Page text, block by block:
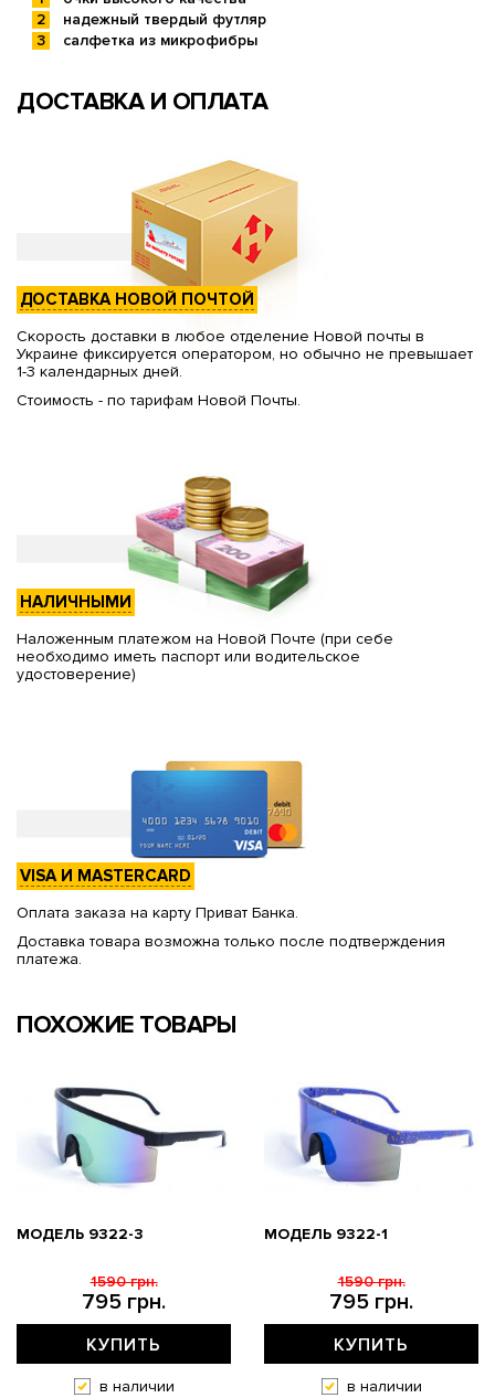
надежный твердый футляр
салфетка из микрофибры
ДОСТАВКА И ОПЛАТА
ДОСТАВКА НОВОЙ ПОЧТОЙ
Скорость доставки в любое отделение Новой почты в
Украине фиксируется оператором, но обычно не превышает
1-3 календарных дней.
Стоимость - по тарифам Новой Почты.
НАЛИЧНЫМИ
Наложенным платежом на Новой Почте (при себе
необходимо иметь паспорт или водительское
удостоверение)
VISA И MASTERCARD
Оплата заказа на карту Приват Банка.
Доставка товара возможна только после подтверждения
платежа.
ПОХОЖИЕ ТОВАРЫ
МОДЕЛЬ 9322-3
795 грн.
1590 грн.
КУПИТЬ
в наличии
МОДЕЛЬ 9322-1
795 грн.
1590 грн.
КУПИТЬ
в наличии